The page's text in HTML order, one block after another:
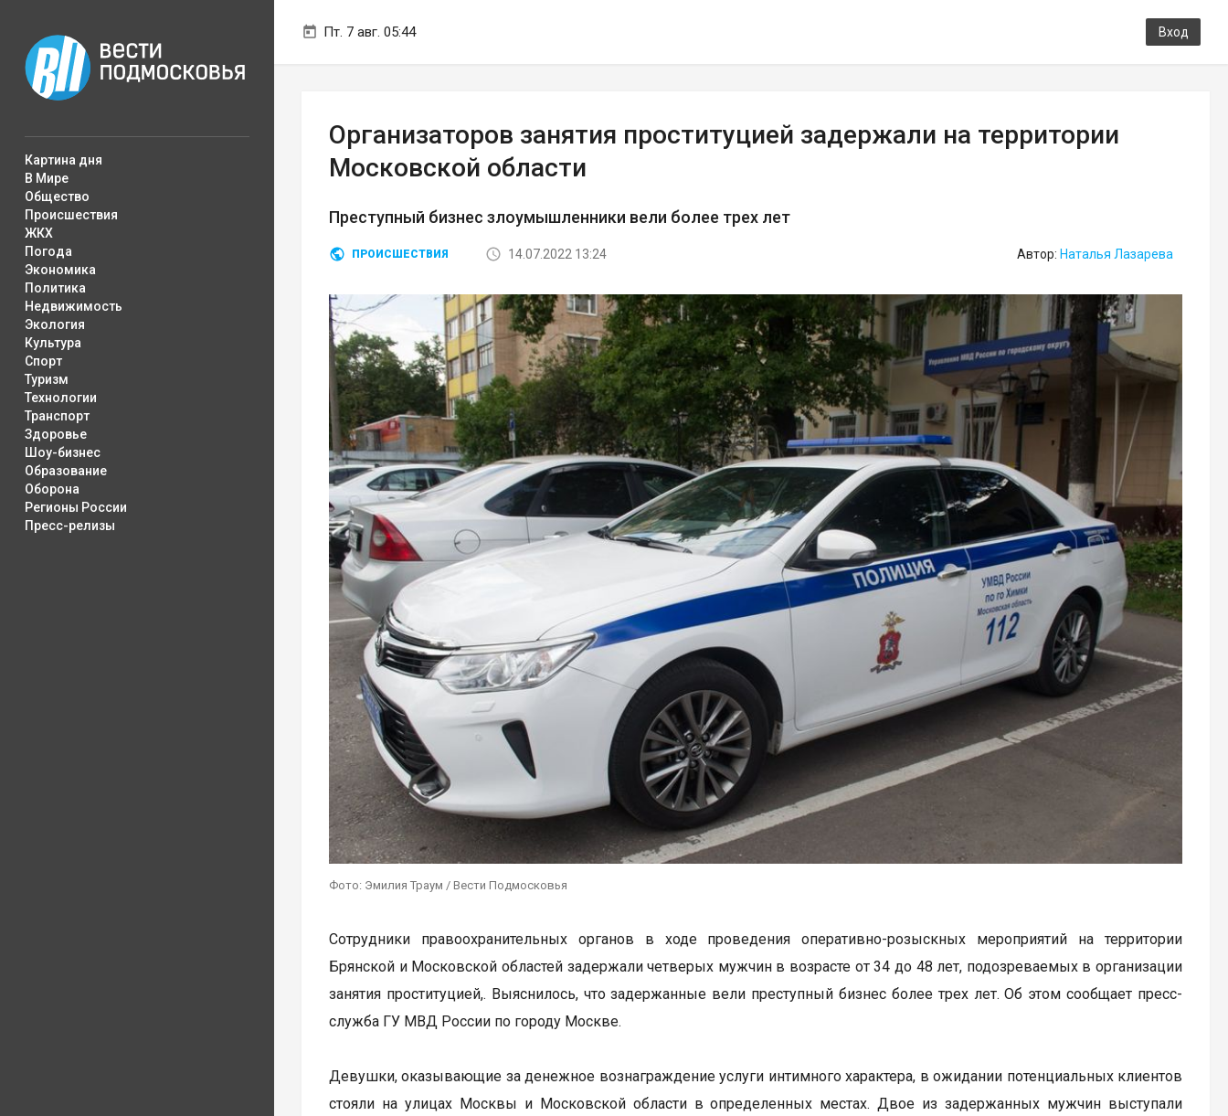
Пт. 7 авг. 05:44 Вход
Картина дня
В Мире
Общество
Происшествия
ЖКХ
Погода
Экономика
Политика
Недвижимость
Экология
Культура
Спорт
Туризм
Технологии
Транспорт
Здоровье
Шоу-бизнес
Образование
Оборона
Регионы России
Пресс-релизы
Организаторов занятия проституцией задержали на территории
Московской области
Преступный бизнес злоумышленники вели более трех лет
ПРОИСШЕСТВИЯ 14.07.2022 13:24 Автор: Наталья Лазарева
Фото: Эмилия Траум / Вести Подмосковья
Сотрудники правоохранительных органов в ходе проведения оперативно-розыскных мероприятий на территории
Брянской и Московской областей задержали четверых мужчин в возрасте от 34 до 48 лет, подозреваемых в организации
занятия проституцией,. Выяснилось, что задержанные вели преступный бизнес более трех лет. Об этом сообщает пресс-
служба ГУ МВД России по городу Москве.
Девушки, оказывающие за денежное вознаграждение услуги интимного характера, в ожидании потенциальных клиентов
стояли на улицах Москвы и Московской области в определенных местах. Двое из задержанных мужчин выступали